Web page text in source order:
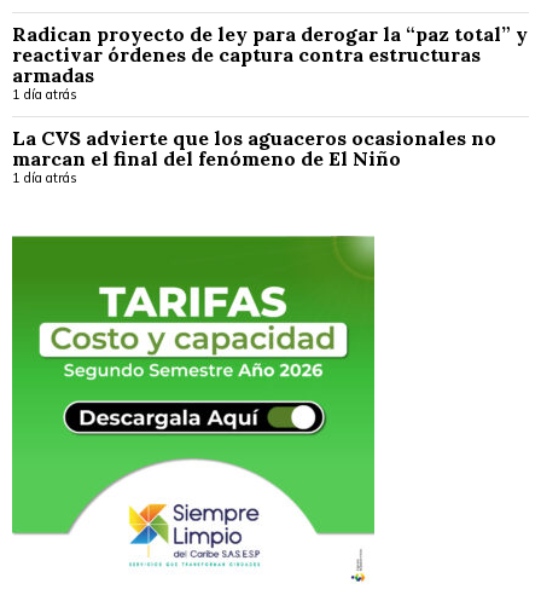
Radican proyecto de ley para derogar la “paz total” y
reactivar órdenes de captura contra estructuras
armadas
1 día atrás
La CVS advierte que los aguaceros ocasionales no
marcan el final del fenómeno de El Niño
1 día atrás